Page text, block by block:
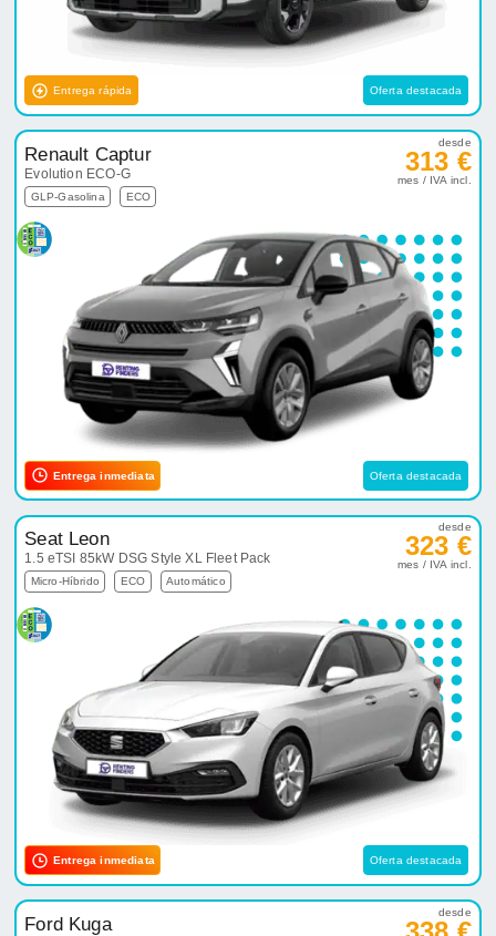
Entrega rápida Oferta destacada
Renault Captur
Evolution ECO-G
GLP-Gasolina ECO
desde
313 €
mes / IVA incl.
Entrega inmediata Oferta destacada
Seat Leon
1.5 eTSI 85kW DSG Style XL Fleet Pack
Micro-Híbrido ECO Automático
desde
323 €
mes / IVA incl.
Entrega inmediata Oferta destacada
Ford Kuga
desde